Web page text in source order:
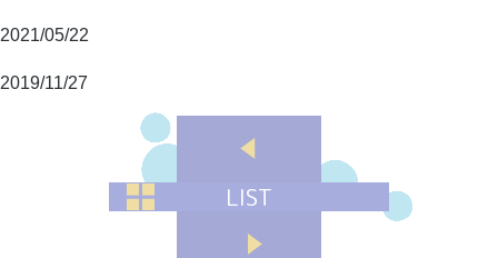
2021/05/22
2019/11/27
LIST